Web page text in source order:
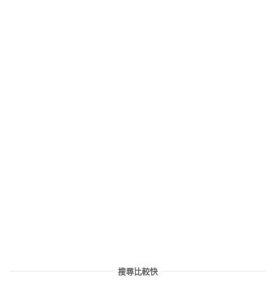
搜尋比較快